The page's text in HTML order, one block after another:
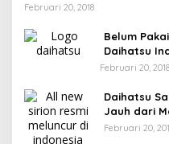
Februari 20, 2018
Belum
Daihatsu
Februari 20, 2018
Daihatsu
Jauh dari
Februari 20,